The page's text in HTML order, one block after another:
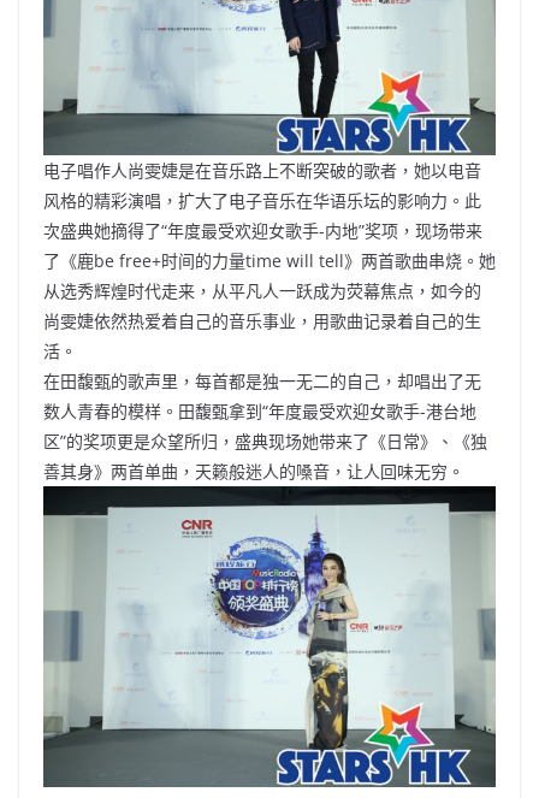
电子唱作人尚雯婕是在音乐路上不断突破的歌者，她以电音
风格的精彩演唱，扩大了电子音乐在华语乐坛的影响力。此
次盛典她摘得了“年度最受欢迎女歌手-内地”奖项，现场带来
了《鹿be free+时间的力量time will tell》两首歌曲串烧。她
从选秀辉煌时代走来，从平凡人一跃成为荧幕焦点，如今的
尚雯婕依然热爱着自己的音乐事业，用歌曲记录着自己的生
活。
在田馥甄的歌声里，每首都是独一无二的自己，却唱出了无
数人青春的模样。田馥甄拿到“年度最受欢迎女歌手-港台地
区”的奖项更是众望所归，盛典现场她带来了《日常》、《独
善其身》两首单曲，天籁般迷人的嗓音，让人回味无穷。